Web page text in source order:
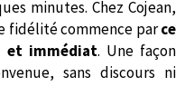
minutes. Chez Cojean,
fidélité commence parce
immédiat. Une façon
sans discours ni